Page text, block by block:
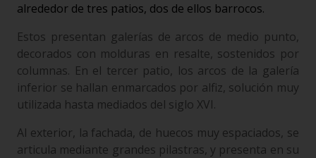
alrededor de tres patios, dos de ellos barrocos.
Estos presentan galerías de arcos de medio punto,
decorados con molduras en resalte, sostenidos por
columnas. En el tercer patio, los arcos de la galería
inferior se hallan enmarcados por alfiz, solución muy
utilizada hasta mediados del siglo XVI.
Al exterior, la fachada, de huecos muy espaciados, se
articula mediante grandes pilastras, y presenta en su